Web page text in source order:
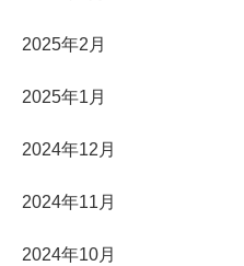
2025年2月
2025年1月
2024年12月
2024年11月
2024年10月